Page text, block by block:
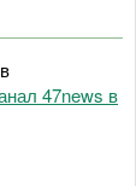
47news в